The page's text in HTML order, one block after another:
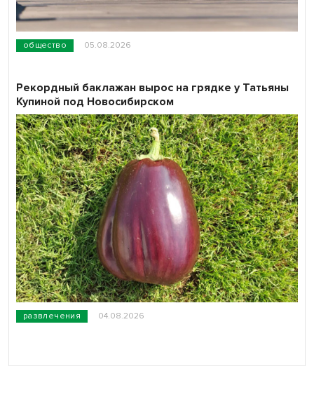
общество 05.08.2026
развлечения 04.08.2026
Рекордный баклажан вырос на грядке у Татьяны
Купиной под Новосибирском